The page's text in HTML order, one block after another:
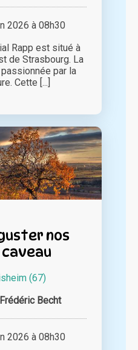
2026 à 08h30
Rapp est situé à
de Strasbourg. La
par la
Cette [...]
nos
caveau
(67)
Becht
2026 à 08h30